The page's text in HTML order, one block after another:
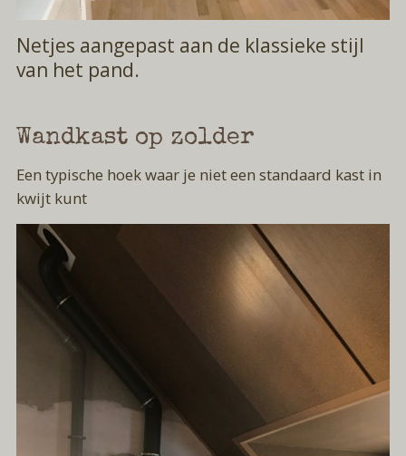
Netjes aangepast aan de klassieke stijl
van het pand.
Wandkast op zolder
Een typische hoek waar je niet een standaard kast in
kwijt kunt